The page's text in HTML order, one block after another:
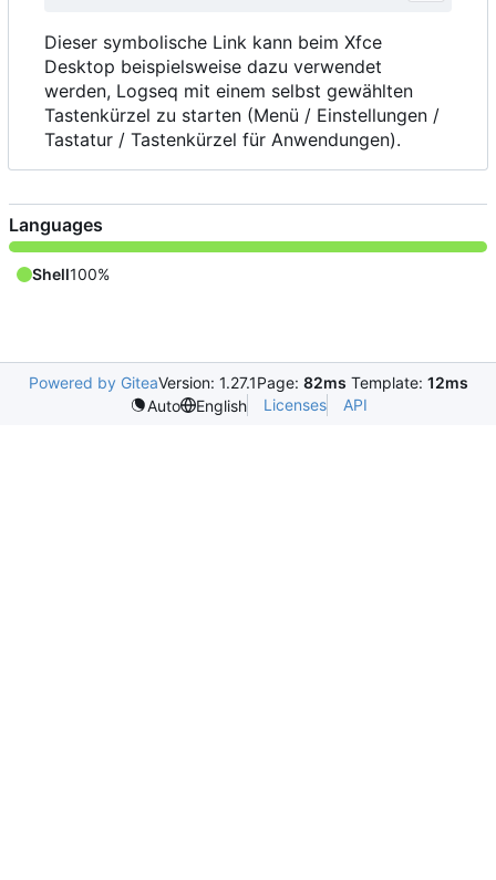
Dieser symbolische Link kann beim Xfce
Desktop beispielsweise dazu verwendet
werden, Logseq mit einem selbst gewählten
Tastenkürzel zu starten (Menü / Einstellungen /
Tastatur / Tastenkürzel für Anwendungen).
Languages
Shell100%
Powered by GiteaVersion: 1.27.1Page: 82ms Template: 12ms
Auto
English Licenses API